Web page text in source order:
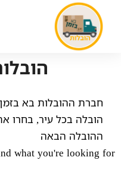
חברת ההובלות בא
הובלה בכל עיר, בחרו
ההובלה הבאה
what you're looking for.